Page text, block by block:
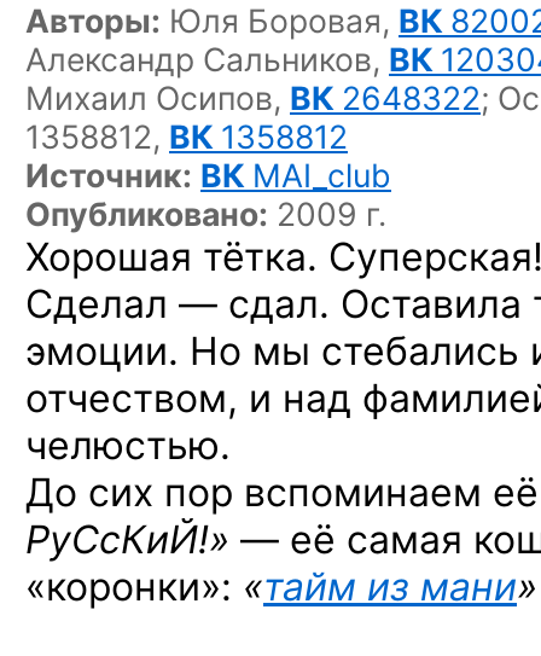
Авторы: Юля Боровая, ВК
Александр Сальников, ВК
Михаил Осипов, ВК 2648322;
1358812, ВК 1358812
Источник: ВК MAI_club
Опубликовано: 2009 г.
Хорошая тётка.
Сделал — сдал. Оставила
эмоции. Но мы стебались
отчеством, и над
челюстью.
До сих пор вспоминаем
РуСсКиЙ!» — её самая
«коронки»: «тайм из мани»